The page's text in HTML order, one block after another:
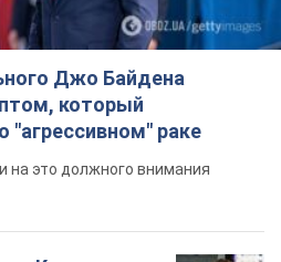
Джо Байдена
который
"агрессивном" раке
на это должного внимания